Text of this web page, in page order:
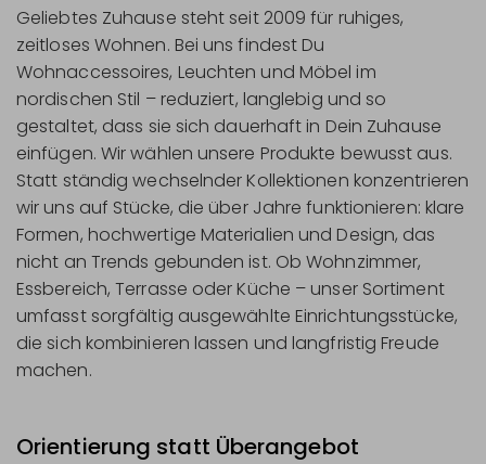
Geliebtes Zuhause steht seit 2009 für ruhiges,
zeitloses Wohnen. Bei uns findest Du
Wohnaccessoires, Leuchten und Möbel im
nordischen Stil – reduziert, langlebig und so
gestaltet, dass sie sich dauerhaft in Dein Zuhause
einfügen. Wir wählen unsere Produkte bewusst aus.
Statt ständig wechselnder Kollektionen konzentrieren
wir uns auf Stücke, die über Jahre funktionieren: klare
Formen, hochwertige Materialien und Design, das
nicht an Trends gebunden ist. Ob Wohnzimmer,
Essbereich, Terrasse oder Küche – unser Sortiment
umfasst sorgfältig ausgewählte Einrichtungsstücke,
die sich kombinieren lassen und langfristig Freude
machen.
Orientierung statt Überangebot